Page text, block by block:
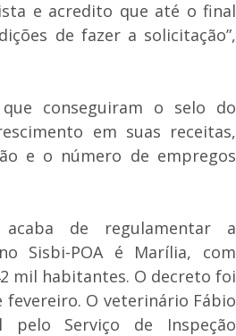
e acredito que até o final
de fazer a solicitação”,
que conseguiram o selo do
em suas receitas,
e o número de empregos
de regulamentar a
Sisbi-POA é Marília, com
mil habitantes. O decreto foi
fevereiro. O veterinário Fábio
pelo Serviço de Inspeção